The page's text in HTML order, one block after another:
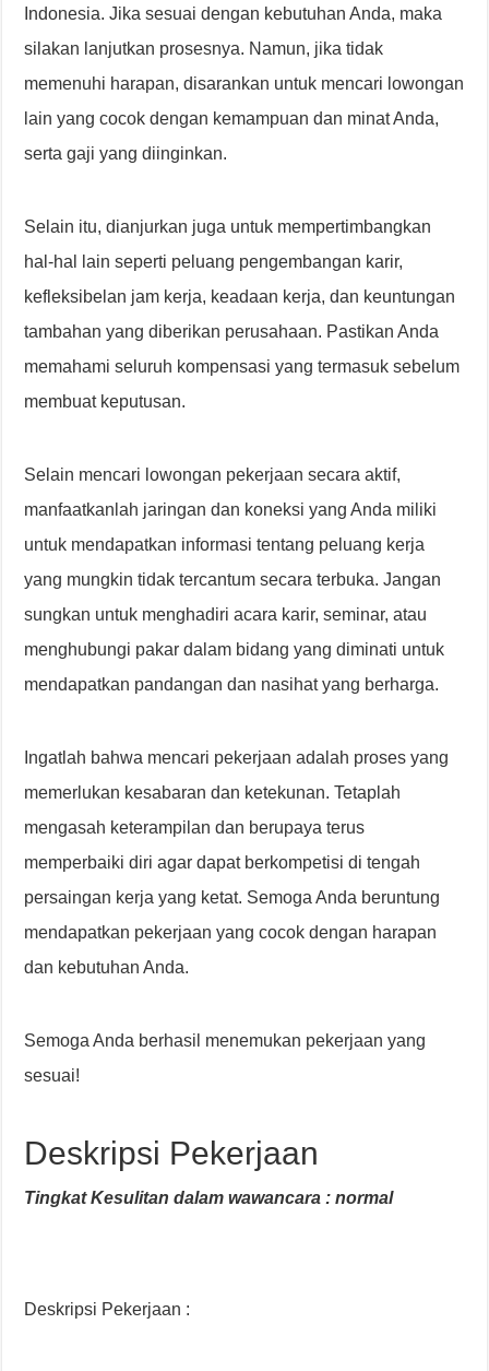
Indonesia. Jika sesuai dengan kebutuhan Anda, maka
silakan lanjutkan prosesnya. Namun, jika tidak
memenuhi harapan, disarankan untuk mencari lowongan
lain yang cocok dengan kemampuan dan minat Anda,
serta gaji yang diinginkan.
Selain itu, dianjurkan juga untuk mempertimbangkan
hal-hal lain seperti peluang pengembangan karir,
kefleksibelan jam kerja, keadaan kerja, dan keuntungan
tambahan yang diberikan perusahaan. Pastikan Anda
memahami seluruh kompensasi yang termasuk sebelum
membuat keputusan.
Selain mencari lowongan pekerjaan secara aktif,
manfaatkanlah jaringan dan koneksi yang Anda miliki
untuk mendapatkan informasi tentang peluang kerja
yang mungkin tidak tercantum secara terbuka. Jangan
sungkan untuk menghadiri acara karir, seminar, atau
menghubungi pakar dalam bidang yang diminati untuk
mendapatkan pandangan dan nasihat yang berharga.
Ingatlah bahwa mencari pekerjaan adalah proses yang
memerlukan kesabaran dan ketekunan. Tetaplah
mengasah keterampilan dan berupaya terus
memperbaiki diri agar dapat berkompetisi di tengah
persaingan kerja yang ketat. Semoga Anda beruntung
mendapatkan pekerjaan yang cocok dengan harapan
dan kebutuhan Anda.
Semoga Anda berhasil menemukan pekerjaan yang
sesuai!
Deskripsi Pekerjaan
Tingkat Kesulitan dalam wawancara : normal
Deskripsi Pekerjaan :